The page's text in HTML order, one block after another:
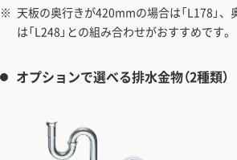
天板の奥行きが420mmの場合は「L178」
は「L248」との組み合わせがおすすめです。
オプションで選べる排水金物（2種類）